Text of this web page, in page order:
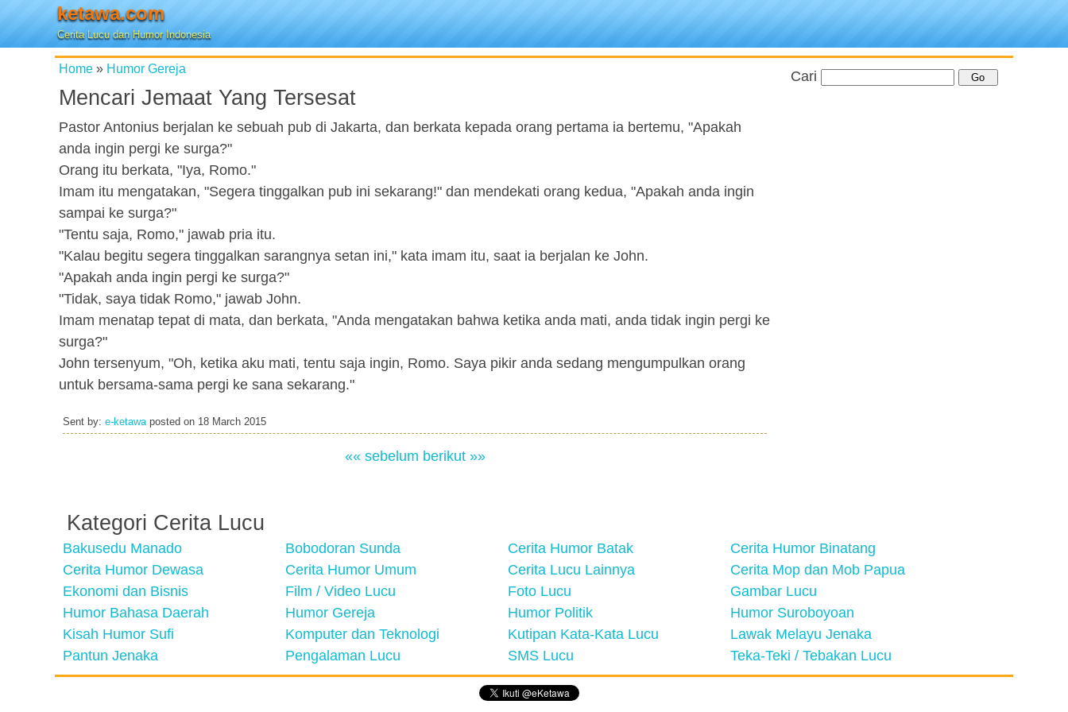
ketawa.com
Cerita Lucu dan Humor Indonesia
Home » Humor Gereja
Mencari Jemaat Yang Tersesat
Pastor Antonius berjalan ke sebuah pub di Jakarta, dan berkata kepada orang pertama ia bertemu, "Apakah
anda ingin pergi ke surga?"
Orang itu berkata, "Iya, Romo."
Imam itu mengatakan, "Segera tinggalkan pub ini sekarang!" dan mendekati orang kedua, "Apakah anda ingin
sampai ke surga?"
"Tentu saja, Romo," jawab pria itu.
"Kalau begitu segera tinggalkan sarangnya setan ini," kata imam itu, saat ia berjalan ke John.
"Apakah anda ingin pergi ke surga?"
"Tidak, saya tidak Romo," jawab John.
Imam menatap tepat di mata, dan berkata, "Anda mengatakan bahwa ketika anda mati, anda tidak ingin pergi ke
surga?"
John tersenyum, "Oh, ketika aku mati, tentu saja ingin, Romo. Saya pikir anda sedang mengumpulkan orang
untuk bersama-sama pergi ke sana sekarang."
Sent by: e-ketawaposted on 18 March 2015
«« sebelum berikut »»
Cari
Kategori Cerita Lucu
Bakusedu Manado Bobodoran Sunda Cerita Humor Batak
Cerita Humor Binatang
Cerita Humor Dewasa
Cerita Humor Umum Cerita Lucu Lainnya
Cerita Mop dan Mob Papua
Ekonomi dan Bisnis
Film / Video Lucu Foto Lucu
Gambar Lucu
Humor Bahasa Daerah
Humor Gereja Humor Politik
Humor Suroboyoan
Kisah Humor Sufi
Komputer dan Teknologi Kutipan Kata-Kata Lucu
Lawak Melayu Jenaka
Pantun Jenaka
Pengalaman Lucu SMS Lucu Teka-Teki / Tebakan Lucu